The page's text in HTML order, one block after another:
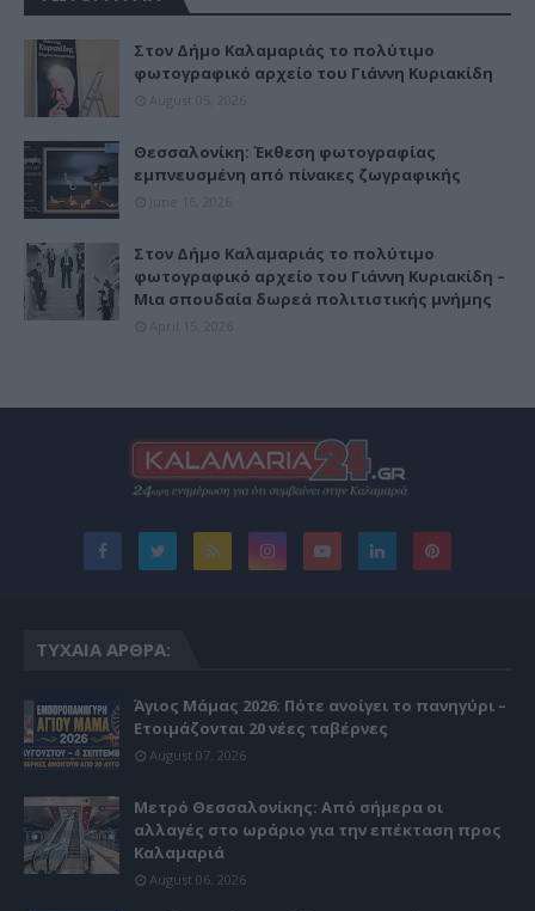
Στον Δήμο Καλαμαριάς το πολύτιμο
φωτογραφικό αρχείο του Γιάννη Κυριακίδη
Θεσσαλονίκη: Έκθεση φωτογραφίας
εμπνευσμένη από πίνακες ζωγραφικής
Στον Δήμο Καλαμαριάς το πολύτιμο
φωτογραφικό αρχείο του Γιάννη Κυριακίδη –
Μια σπουδαία δωρεά πολιτιστικής μνήμης
ΤΥΧΑΊΑ ΆΡΘΡΑ:
Άγιος Μάμας 2026: Πότε ανοίγει το πανηγύρι –
Ετοιμάζονται 20 νέες ταβέρνες
August 07, 2026
Μετρό Θεσσαλονίκης: Από σήμερα οι
αλλαγές στο ωράριο για την επέκταση προς
Καλαμαριά
August 06, 2026